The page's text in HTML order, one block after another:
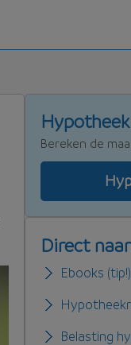
Bereken de
Direct
Ebooks (tip!)
Belasting